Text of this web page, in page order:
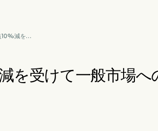
減を受
を受けて一般市場へ